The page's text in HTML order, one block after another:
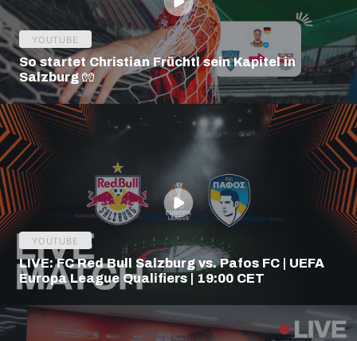
YOUTUBE
So startet Christian Früchtl sein Kapitel in
Salzburg 🧤
YOUTUBE
LIVE: FC Red Bull Salzburg vs. Pafos FC | UEFA
Europa League Qualifiers | 19:00 CET